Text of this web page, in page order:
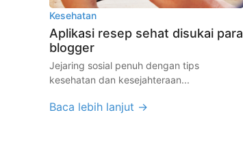
Kesehatan
Aplikasi resep sehat disukai para
blogger
Jejaring sosial penuh dengan tips
kesehatan dan kesejahteraan...
Baca lebih lanjut →